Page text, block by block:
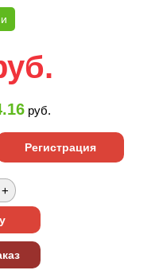
руб.
Регистрация